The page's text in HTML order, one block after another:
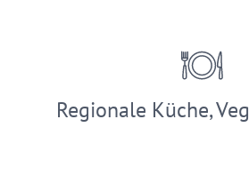
Regionale Küche,